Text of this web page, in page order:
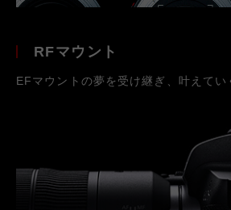
RFマウント
EFマウントの夢を受け継ぎ、叶えてい